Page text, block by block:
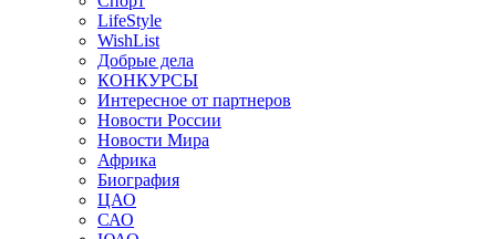
LifeStyle
WishList
Добрые дела
КОНКУРСЫ
Интересное от партнеров
Новости России
Новости Мира
Африка
Биография
ЦАО
САО